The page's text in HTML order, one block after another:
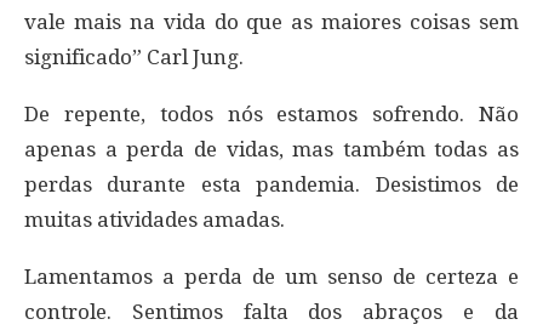
vale mais na vida do que as maiores coisas sem
significado” Carl Jung.
De repente, todos nós estamos sofrendo. Não
apenas a perda de vidas, mas também todas as
perdas durante esta pandemia. Desistimos de
muitas atividades amadas.
Lamentamos a perda de um senso de certeza e
controle. Sentimos falta dos abraços e da